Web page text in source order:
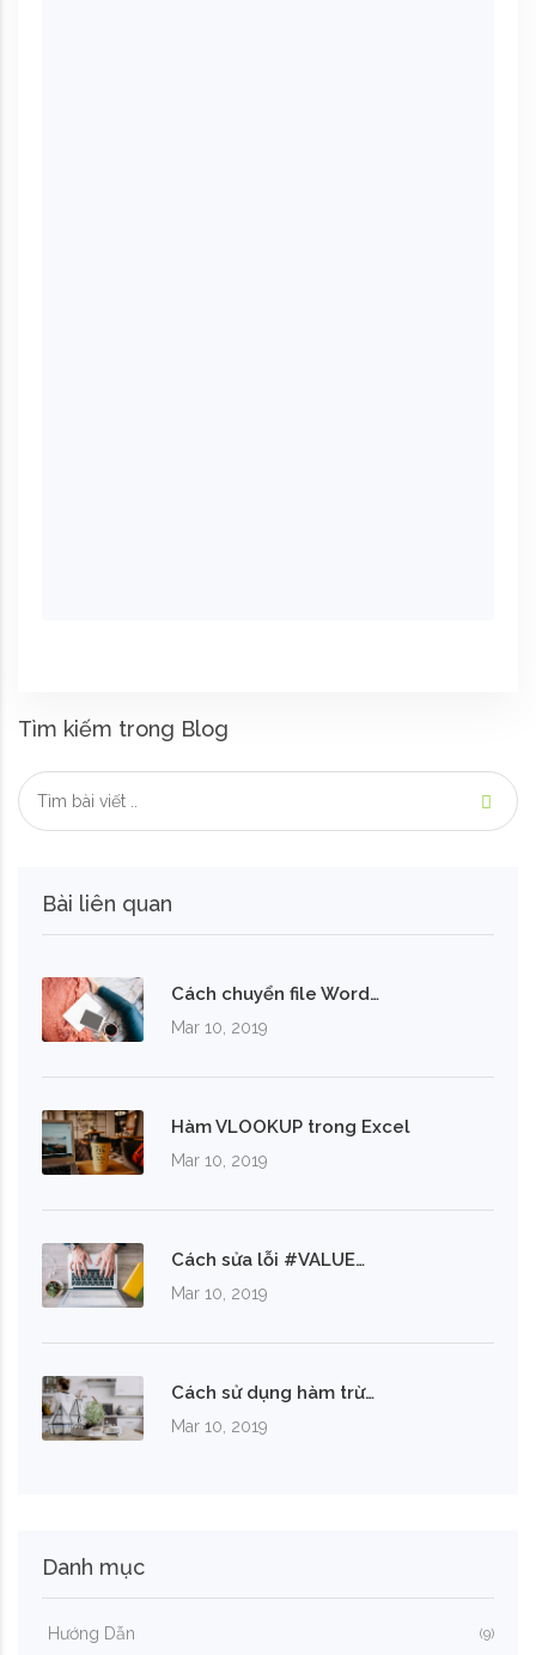
Tìm kiếm trong Blog
Bài liên quan
Cách chuyển file Word…
Mar 10, 2019
Hàm VLOOKUP trong Excel
Mar 10, 2019
Cách sửa lỗi #VALUE…
Mar 10, 2019
Cách sử dụng hàm trừ…
Mar 10, 2019
Danh mục
Hướng Dẫn (9)